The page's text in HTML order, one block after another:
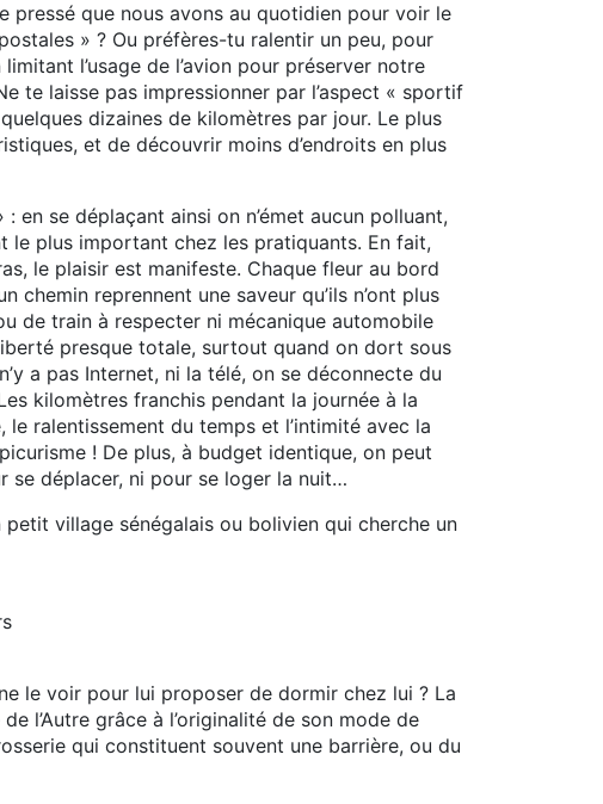
pressé que nous avons au quotidien pour voir le
» ? Ou préfères-tu ralentir un peu, pour
l’usage de l’avion pour préserver notre
te laisse pas impressionner par l’aspect « sportif
dizaines de kilomètres par jour. Le plus
et de découvrir moins d’endroits en plus
en se déplaçant ainsi on n’émet aucun polluant,
le plus important chez les pratiquants. En fait,
le plaisir est manifeste. Chaque fleur au bord
chemin reprennent une saveur qu’ils n’ont plus
de train à respecter ni mécanique automobile
presque totale, surtout quand on dort sous
a pas Internet, ni la télé, on se déconnecte du
kilomètres franchis pendant la journée à la
ralentissement du temps et l’intimité avec la
! De plus, à budget identique, on peut
se déplacer, ni pour se loger la nuit…
petit village sénégalais ou bolivien qui cherche un
le voir pour lui proposer de dormir chez lui ? La
l’Autre grâce à l’originalité de son mode de
qui constituent souvent une barrière, ou du